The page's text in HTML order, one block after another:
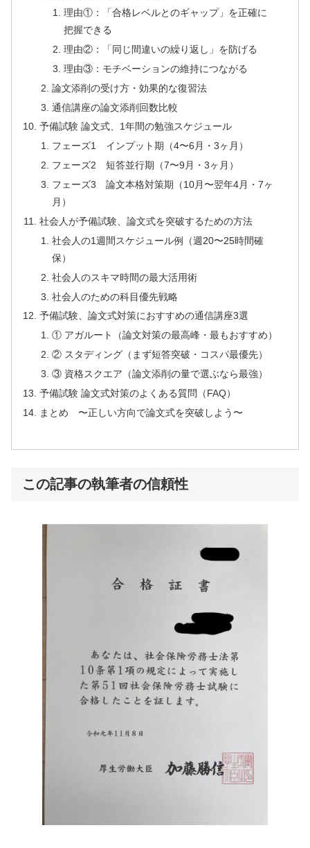
理由①：「合格レベルとのギャップ」を正確に
把握できる
理由②：「同じ間違いの繰り返し」を防げる
理由③：モチベーションの維持につながる
論文添削の受け方・効果的な復習法
通信講座の論文添削回数比較
予備試験 論文式、1年間の勉強スケジュール
フェーズ1 インプット期（4〜6月・3ヶ月）
フェーズ2 短答並行期（7〜9月・3ヶ月）
フェーズ3 論文本格対策期（10月〜翌年4月・7ヶ
月）
社会人が予備試験、論文式を突破するための方法
社会人の1週間スケジュール例（週20〜25時間確
保）
社会人のスキマ時間の最大活用術
社会人のための科目優先戦略
予備試験、論文式対策におすすめの通信講座3選
① アガルート（論文対策の最高峰・最もおすすめ）
② スタディング（まず短答突破・コスパ最優先）
③ 資格スクエア（論文添削の量で選ぶなら最強）
予備試験 論文式対策のよくある質問（FAQ）
まとめ 〜正しい方向で論文式を突破しよう〜
この記事の執筆者の信頼性